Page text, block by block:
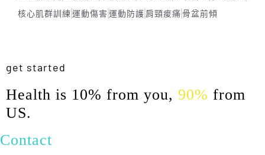
核心肌群訓練運動傷害運動防護 肩頸痠痛 骨盆前傾
get started
Health is 10% from you, 90% from
US.
Contact